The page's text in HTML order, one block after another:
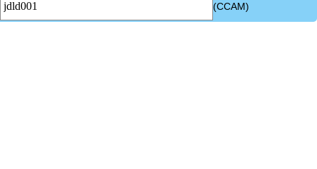
(CCAM)